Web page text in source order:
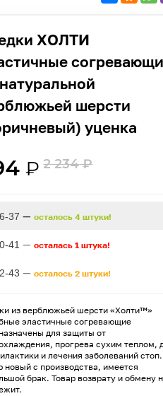
ХОЛТИ
шерсти
уценка
₽ 2 234₽
37 —осталось 4 штуки!
41 —осталась 1 штука!
43 —осталось 2 штуки!
из верблюжьей шерсти «Холти™»
эластичные согревающие
для защиты от
прогрева сухим теплом,
и лечения заболеваний стоп.
новый с производства, имеется
брак. Товар возврату и обмену